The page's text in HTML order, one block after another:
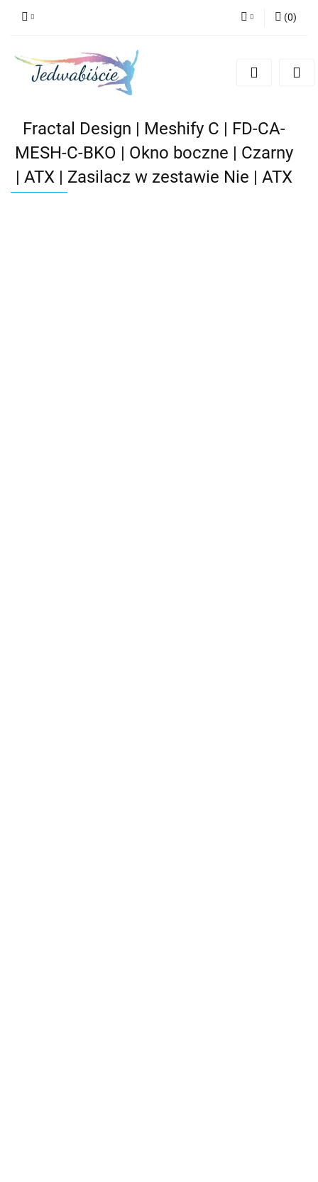
Zarejestruj się
(0)
Fractal Design | Meshify C | FD-CA-
MESH-C-BKO | Okno boczne | Czarny
| ATX | Zasilacz w zestawie Nie | ATX